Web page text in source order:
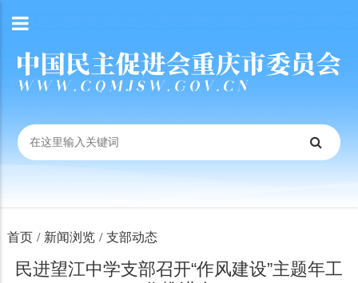
首页 / 新闻浏览 / 支部动态
民进望江中学支部召开“作风建设”主题年工